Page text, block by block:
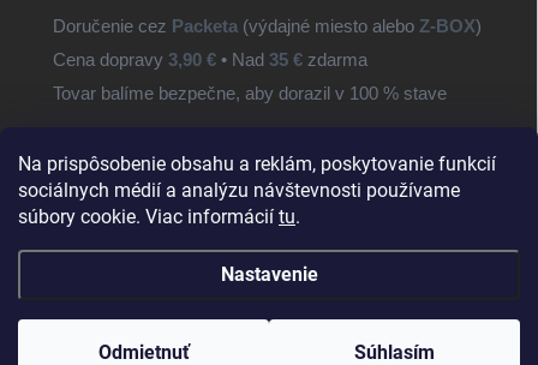
Na prispôsobenie obsahu a reklám, poskytovanie funkcií
sociálnych médií a analýzu návštevnosti používame
súbory cookie. Viac informácií tu.
Nastavenie
Odmietnuť Súhlasím
Doručenie cez Packeta (výdajné miesto alebo Z-BOX)
Cena dopravy 3,90 € • Nad 35 € zdarma
Tovar balíme bezpečne, aby dorazil v 100 % stave
SvetSúčiastok.sk
Copyright 2026SvetSuciastok.sk. Všetky práva vyhradené.Upraviť